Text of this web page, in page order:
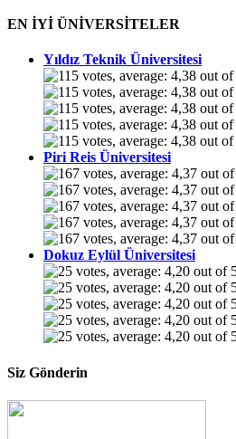
EN İYİ ÜNİVERSİTELER
Yıldız Teknik Üniversitesi
Piri Reis Üniversitesi
Dokuz Eylül Üniversitesi
Siz Gönderin